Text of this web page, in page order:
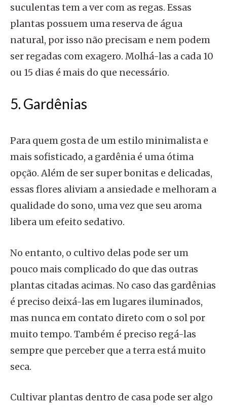
suculentas tem a ver com as regas. Essas
plantas possuem uma reserva de água
natural, por isso não precisam e nem podem
ser regadas com exagero. Molhá-las a cada 10
ou 15 dias é mais do que necessário.
5. Gardênias
Para quem gosta de um estilo minimalista e
mais sofisticado, a gardênia é uma ótima
opção. Além de ser super bonitas e delicadas,
essas flores aliviam a ansiedade e melhoram a
qualidade do sono, uma vez que seu aroma
libera um efeito sedativo.
No entanto, o cultivo delas pode ser um
pouco mais complicado do que das outras
plantas citadas acimas. No caso das gardênias
é preciso deixá-las em lugares iluminados,
mas nunca em contato direto com o sol por
muito tempo. Também é preciso regá-las
sempre que perceber que a terra está muito
seca.
Cultivar plantas dentro de casa pode ser algo